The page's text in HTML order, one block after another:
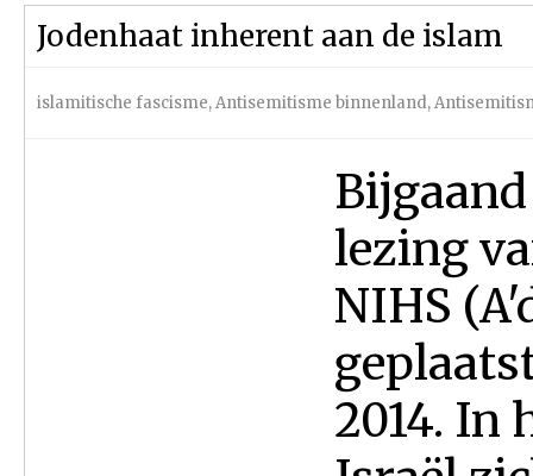
Jodenhaat inherent aan de islam
islamitische fascisme,Antisemitisme binnenland,
lezing
NIHS
2014. In